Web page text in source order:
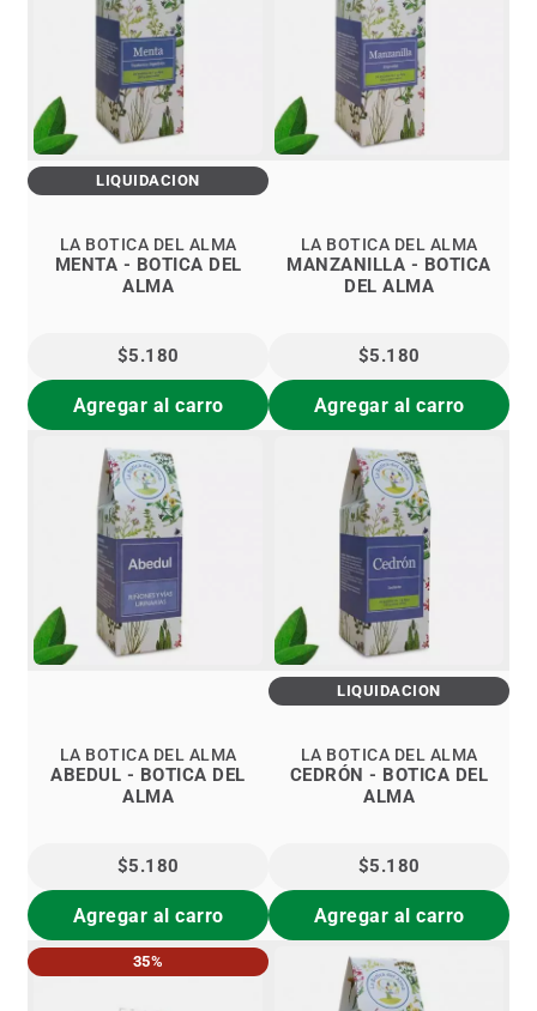
LIQUIDACIÓN
MENTA - BOTICA DEL
ALMA
LA BOTICA DEL ALMA
$5.180
Agregar al carro
MANZANILLA - BOTICA
DEL ALMA
LA BOTICA DEL ALMA
$5.180
Agregar al carro
ABEDUL - BOTICA DEL
ALMA
LA BOTICA DEL ALMA
$5.180
Agregar al carro
LIQUIDACIÓN
CEDRÓN - BOTICA DEL
ALMA
LA BOTICA DEL ALMA
$5.180
Agregar al carro
35%